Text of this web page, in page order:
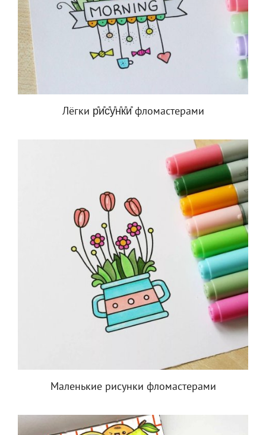
Лёгки р̊и̊с̊у̊н̊к̊и̊ фломастерами
Маленькие рисунки фломастерами